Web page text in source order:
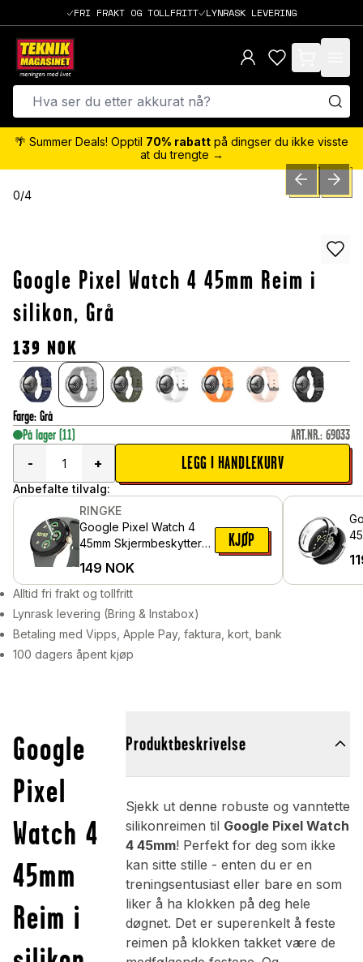
FRI FRAKT OG TOLLFRITT LYNRASK LEVERING
items in cart,
🌴 Summer Deals! Opptil 70% rabatt på dingser du ikke visste
at du trengte →
0/4 PREVIOUSNEXT
Google Pixel Watch 4 45mm Reim i
silikon, Grå
139 NOK
Farge: Grå
På lager (11) ART.NR.: 69033
-
+ LEGG I HANDLEKURV
Anbefalte tilvalg:
RINGKE
Google Pixel Watch 4
45mm Skjermbeskytter
Easy (3-pack)
149 NOK
KJØP
Alltid fri frakt og tollfritt
Lynrask levering (Bring & Instabox)
Betaling med Vipps, Apple Pay, faktura, kort, bank
100 dagers åpent kjøp
Google
Pixel
Watch 4
45mm
Reim i
Produktbeskrivelse
Sjekk ut denne robuste og vanntette
silikonreimen til Google Pixel Watch
4 45mm! Perfekt for deg som ikke
kan sitte stille - enten du er en
treningsentusiast eller bare en som
liker å ha klokken på deg hele
døgnet. Det er superenkelt å feste
reimen på klokken takket være de